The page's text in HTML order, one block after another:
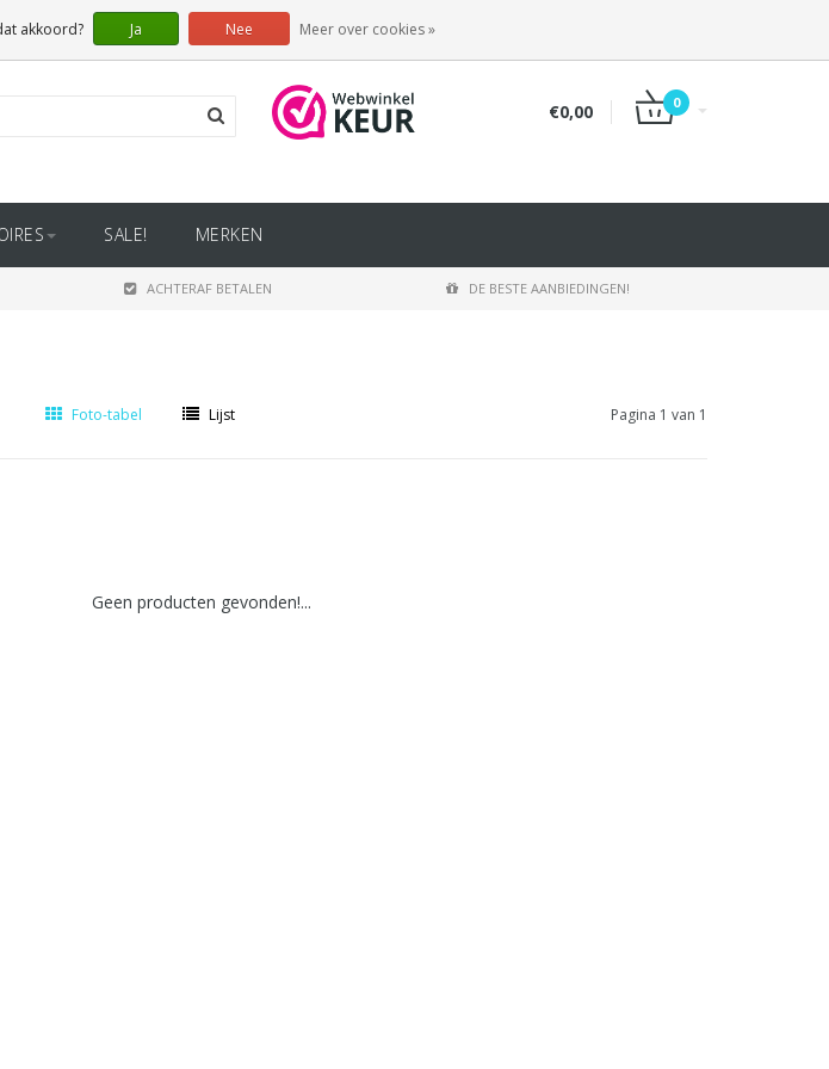
€0,00 0
SALE! MERKEN
ACHTERAF BETALEN DE BESTE AANBIEDINGEN!
Foto-tabel Lijst Pagina 1 van 1
Geen producten gevonden!...
akkoord? Ja Nee Meer over cookies »